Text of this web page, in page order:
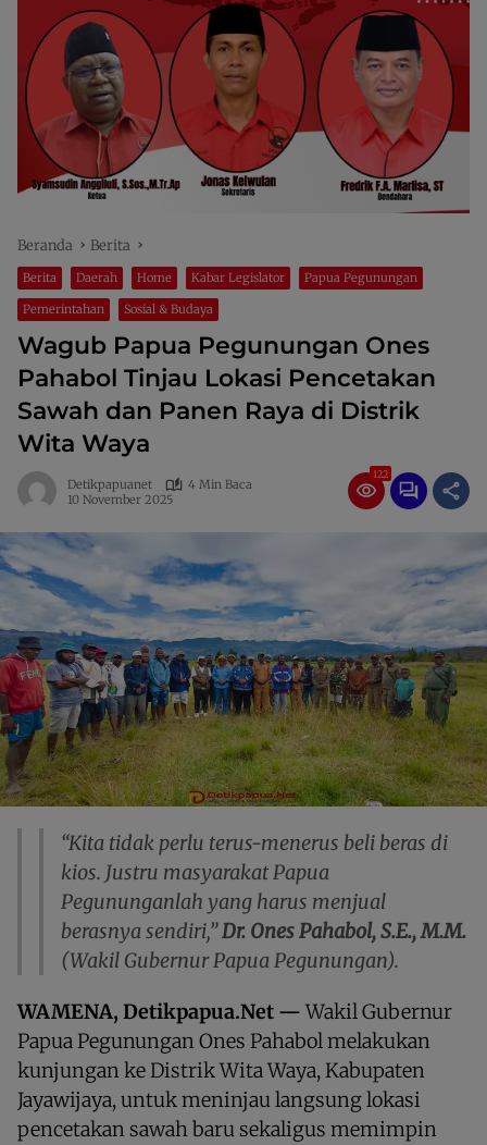
Beranda Berita
Berita Daerah Home Kabar Legislator Papua Pegunungan
Pemerintahan Sosial & Budaya
Wagub Papua Pegunungan Ones
Pahabol Tinjau Lokasi Pencetakan
Sawah dan Panen Raya di Distrik
Wita Waya
Detikpapuanet
4 Min Baca
10 November 2025
122
“Kita tidak perlu terus-menerus beli beras di
kios. Justru masyarakat Papua
Pegununganlah yang harus menjual
berasnya sendiri,”Dr. Ones Pahabol, S.E., M.M.
(Wakil Gubernur Papua Pegunungan).
WAMENA, Detikpapua.Net — Wakil Gubernur
Papua Pegunungan Ones Pahabol melakukan
kunjungan ke Distrik Wita Waya, Kabupaten
Jayawijaya, untuk meninjau langsung lokasi
pencetakan sawah baru sekaligus memimpin